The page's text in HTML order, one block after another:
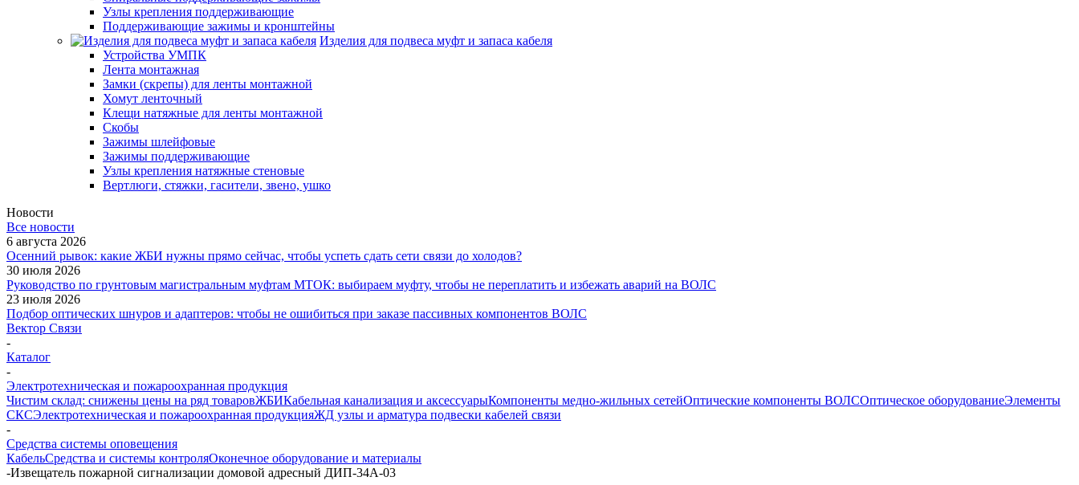
Узлы крепления поддерживающие
Поддерживающие зажимы и кронштейны
Изделия для подвеса муфт и запаса кабеля
Устройства УМПК
Лента монтажная
Замки (скрепы) для ленты монтажной
Хомут ленточный
Клещи натяжные для ленты монтажной
Скобы
Зажимы шлейфовые
Зажимы поддерживающие
Узлы крепления натяжные стеновые
Вертлюги, стяжки, гасители, звено, ушко
Новости
Все новости
6 августа 2026
Осенний рывок: какие ЖБИ нужны прямо сейчас, чтобы успеть сдать сети связи до холодов?
30 июля 2026
Руководство по грунтовым магистральным муфтам МТОК: выбираем муфту, чтобы не переплатить и избежать аварий на ВОЛС
23 июля 2026
Подбор оптических шнуров и адаптеров: чтобы не ошибиться при заказе пассивных компонентов ВОЛС
Вектор Связи
-
Каталог
-
Электротехническая и пожароохранная продукция
Чистим склад: снижены цены на ряд товаровЖБИКабельная канализация и аксессуарыКомпоненты медно-жильных сетейОптические компоненты ВОЛСОптическое оборудованиеЭлементы
СКСЭлектротехническая и пожароохранная продукцияЖД узлы и арматура подвески кабелей связи
-
Средства системы оповещения
КабельСредства и системы контроляОконечное оборудование и материалы
-Извещатель пожарной сигнализации домовой адресный ДИП-34А-03